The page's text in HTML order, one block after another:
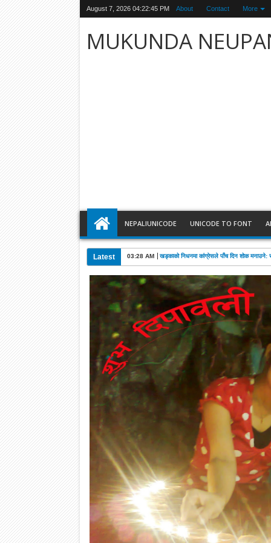
August 7, 2026 04:22:46 PM About Contact More
MUKUNDA
NEPALIUNICODE UNICODE TO FONT
Latest 03:28 AM खड्काको निधनमा कांग्रेसले पाँच दिन शोक मनाउने: